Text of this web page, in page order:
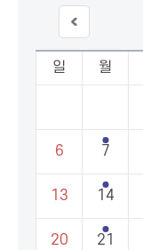
일 월
6 7
13 14
20 21